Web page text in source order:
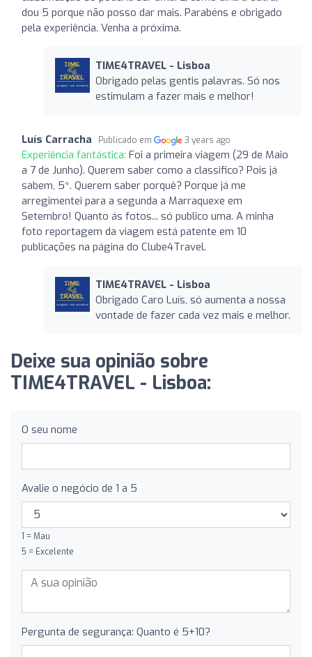
dou 5 porque não posso dar mais. Parabéns e obrigado
pela experiência. Venha a próxima.
TIME4TRAVEL - Lisboa
Obrigado pelas gentis palavras. Só nos
estimulam a fazer mais e melhor!
Luís Carracha Publicado em 3 years ago
Experiência fantástica: Foi a primeira viagem (29 de Maio
a 7 de Junho). Querem saber como a classifico? Pois já
sabem, 5*. Querem saber porquê? Porque já me
arregimentei para a segunda a Marraquexe em
Setembro! Quanto ás fotos... só publico uma. A minha
foto reportagem da viagem está patente em 10
publicações na página do Clube4Travel.
TIME4TRAVEL - Lisboa
Obrigado Caro Luís, só aumenta a nossa
vontade de fazer cada vez mais e melhor.
Deixe sua opinião sobre
TIME4TRAVEL - Lisboa:
O seu nome
Avalie o negócio de 1 a 5
1 = Mau
5 = Excelente
Pergunta de segurança: Quanto é 5+10?